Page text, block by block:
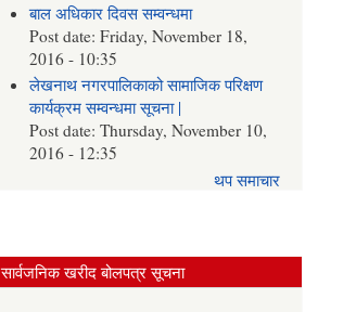
बाल अधिकार दिवस सम्वन्धमा
Post date: Friday, November 18,
2016 - 10:35
लेखनाथ नगरपालिकाको सामाजिक परिक्षण
कार्यक्रम सम्वन्धमा सूचना |
Post date: Thursday, November 10,
2016 - 12:35
थप समाचार
सार्वजनिक खरीद बोलपत्र सूचना